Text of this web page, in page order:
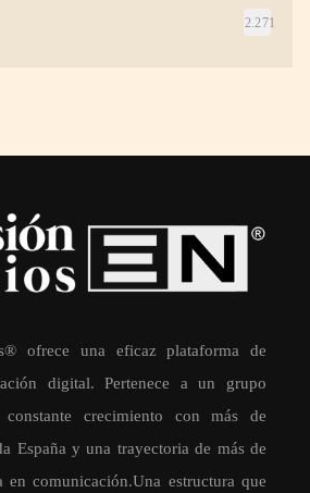
2.271
ofrece una eficaz plataforma de
digital. Pertenece a un grupo
crecimiento con más de
España y una trayectoria de más de
en comunicación.Una estructura que